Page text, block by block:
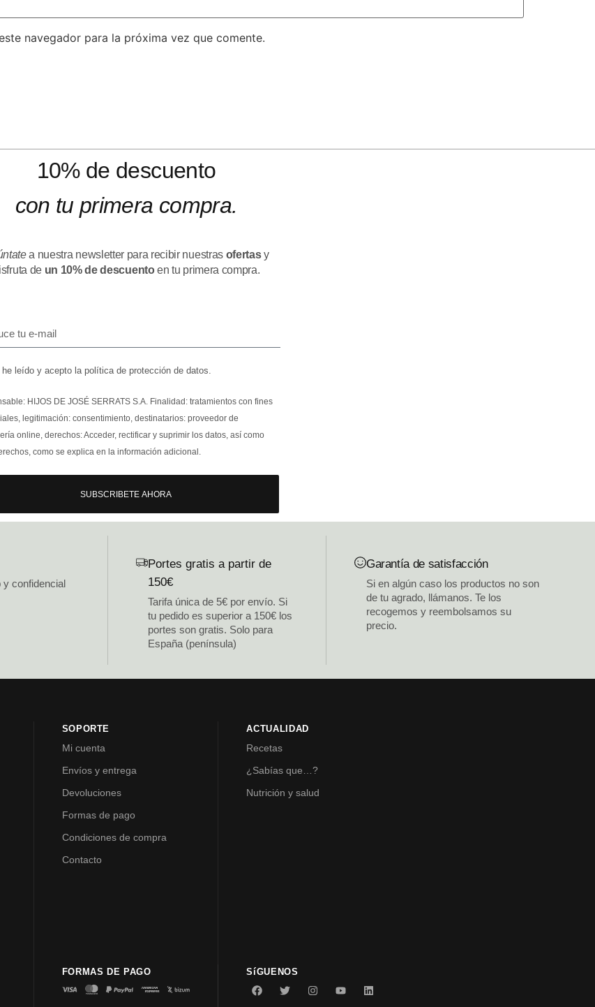
navegador para la próxima vez que comente.
10% de descuento
con tu primera compra.
a nuestra newsletter para recibir nuestras ofertasy
de un 10% de descuentoen tu primera compra.
leído y acepto la política de protección de datos.
HIJOS DE JOSÉ SERRATS S.A. Finalidad: tratamientos con fines
legitimación: consentimiento, destinatarios: proveedor de
online, derechos: Acceder, rectificar y suprimir los datos, así como
como se explica en la información adicional.
SUBSCRIBETE AHORA
y confidencial
Portes gratis a partir de
150€
Tarifa única de 5€ por envío. Si
tu pedido es superior a 150€ los
portes son gratis. Solo para
España (península)
Garantía de satisfacción
Si en algún caso los productos no son
de tu agrado, llámanos. Te los
recogemos y reembolsamos su
precio.
SOPORTE
Mi cuenta
Envíos y entrega
Devoluciones
Formas de pago
Condiciones de compra
Contacto
ACTUALIDAD
Recetas
¿Sabías que…?
Nutrición y salud
FORMAS DE PAGO SíGUENOS